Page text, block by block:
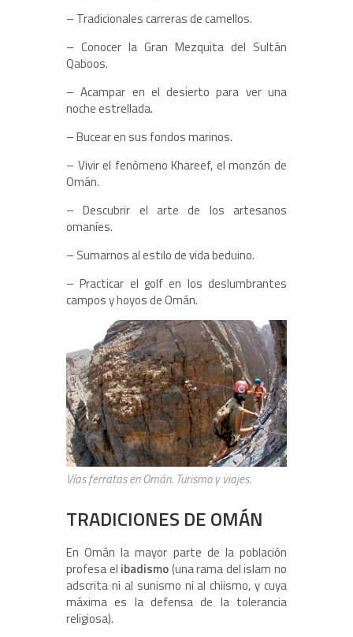
– Tradicionales carreras de camellos.
– Conocer la Gran Mezquita del Sultán
Qaboos.
– Acampar en el desierto para ver una
noche estrellada.
– Bucear en sus fondos marinos.
– Vivir el fenómeno Khareef, el monzón de
Omán.
– Descubrir el arte de los artesanos
omaníes.
– Sumarnos al estilo de vida beduino.
– Practicar el golf en los deslumbrantes
campos y hoyos de Omán.
Vías ferratas en Omán. Turismo y viajes.
TRADICIONES DE OMÁN
En Omán la mayor parte de la población
profesa el ibadismo(una rama del islam no
adscrita ni al sunismo ni al chiismo, y cuya
máxima es la defensa de la tolerancia
religiosa).